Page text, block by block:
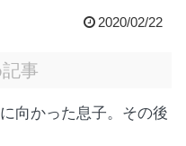
2020/02/22
事
向かった息子。その後